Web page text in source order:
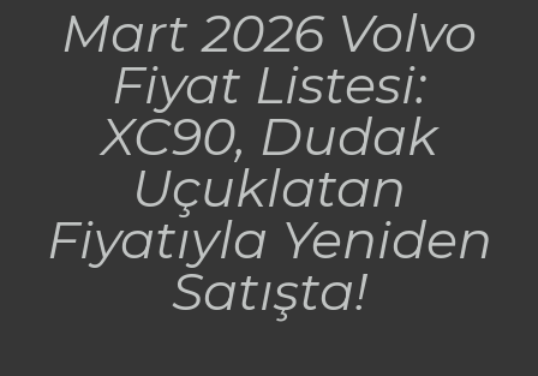
Mart 2026 Volvo
Fiyat Listesi:
XC90, Dudak
Uçuklatan
Fiyatıyla Yeniden
Satışta!